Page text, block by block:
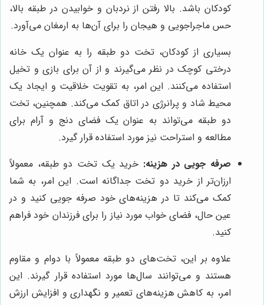
کودکان باشد. بالا رفتن از نردبان و خوابیدن در طبقه بالا،
حس ماجراجویی و هیجان را برای آن‌ها به ارمغان می‌آورد.
بسیاری از کودکان، تخت دو طبقه را به عنوان یک خانه
درختی کوچک در نظر می‌گیرند و از آن برای بازی و تخیل
استفاده می‌کنند. این امر، به تقویت خلاقیت و ایجاد یک
محیط شاد و پرانرژی در اتاق کمک می‌کند. همچنین، تخت
دو طبقه می‌تواند به عنوان یک فضای دنج و آرام برای
مطالعه و استراحت نیز مورد استفاده قرار گیرد.
صرفه جویی در هزینه: خرید یک تخت دو طبقه، معمولاً
ارزان‌تر از خرید دو تخت جداگانه است. این امر، به شما
کمک می‌کند تا در هزینه‌های خود صرفه جویی کنید و در
عین حال، فضای خواب مورد نیاز را برای فرزندان خود فراهم
کنید.
علاوه بر این، تخت‌های دو طبقه معمولاً با دوام و مقاوم
هستند و می‌توانند سال‌ها مورد استفاده قرار گیرند. این
امر، به کاهش هزینه‌های تعمیر و نگهداری و افزایش ارزش